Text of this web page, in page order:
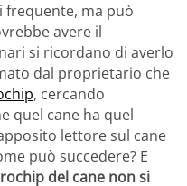
frequente, ma può
avere il
si ricordano di averlo
dal proprietario che
, cercando
quel cane ha quel
lettore sul cane
può succedere? E
del cane non si